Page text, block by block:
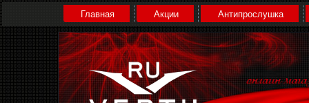
Главная Акции Антипрослушка